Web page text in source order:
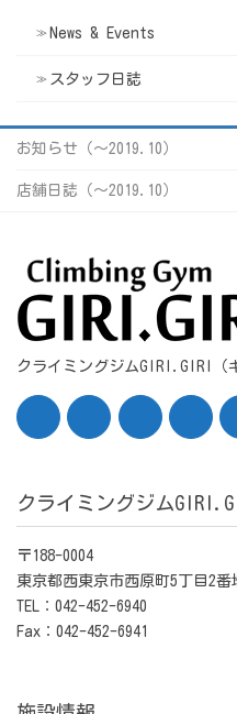
News & Events
スタッフ日誌
お知らせ（〜2019.10）
店舗日誌（〜2019.10）
クライミングジムGIRI.GIRI（
クライミングジム
〒188-0004
東京都西東京市西原町5丁目2番
TEL：042-452-6940
Fax：042-452-6941